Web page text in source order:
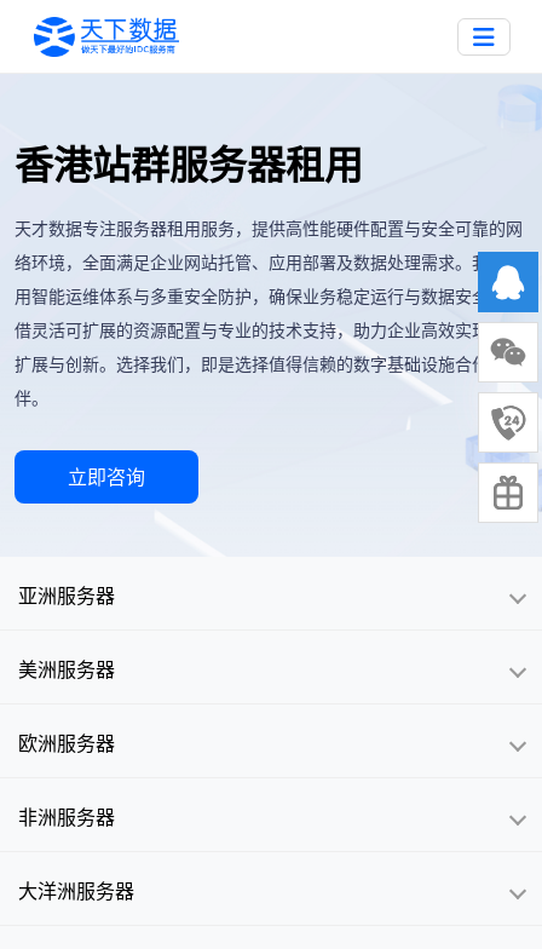
香港站群服务器租用
天才数据专注服务器租用服务，提供高性能硬件配置与安全可靠的网
络环境，全面满足企业网站托管、应用部署及数据处理需求。我们采
用智能运维体系与多重安全防护，确保业务稳定运行与数据安全。凭
借灵活可扩展的资源配置与专业的技术支持，助力企业高效实现业务
扩展与创新。选择我们，即是选择值得信赖的数字基础设施合作伙
伴。
立即咨询
亚洲服务器
美洲服务器
欧洲服务器
非洲服务器
大洋洲服务器